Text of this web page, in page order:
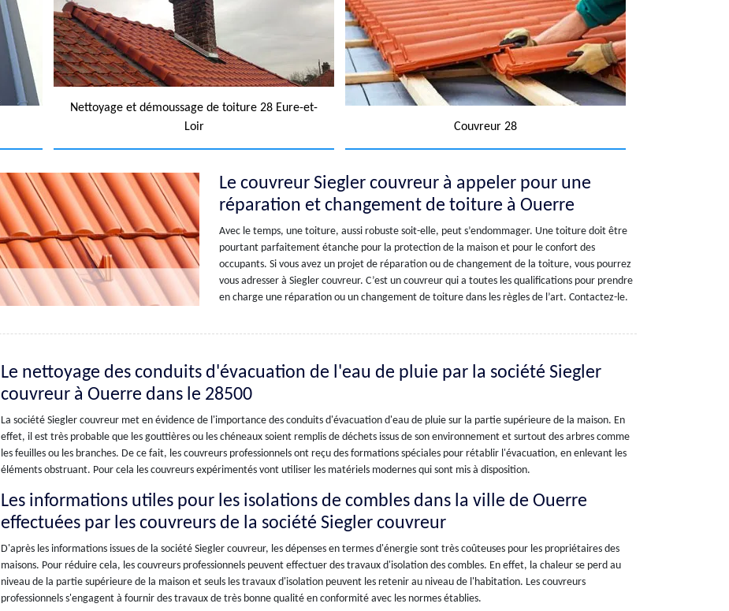
Nettoyage et démoussage de toiture 28 Eure-et-
Loir
Couvreur 28
Le couvreur Siegler couvreur à appeler pour une
réparation et changement de toiture à Ouerre
Avec le temps, une toiture, aussi robuste soit-elle, peut s’endommager. Une toiture doit être
pourtant parfaitement étanche pour la protection de la maison et pour le confort des
occupants. Si vous avez un projet de réparation ou de changement de la toiture, vous pourrez
vous adresser à Siegler couvreur. C’est un couvreur qui a toutes les qualifications pour prendre
en charge une réparation ou un changement de toiture dans les règles de l’art. Contactez-le.
Le nettoyage des conduits d'évacuation de l'eau de pluie par la société Siegler
couvreur à Ouerre dans le 28500
La société Siegler couvreur met en évidence de l'importance des conduits d'évacuation d'eau de pluie sur la partie supérieure de la maison. En
effet, il est très probable que les gouttières ou les chéneaux soient remplis de déchets issus de son environnement et surtout des arbres comme
les feuilles ou les branches. De ce fait, les couvreurs professionnels ont reçu des formations spéciales pour rétablir l'évacuation, en enlevant les
éléments obstruant. Pour cela les couvreurs expérimentés vont utiliser les matériels modernes qui sont mis à disposition.
Les informations utiles pour les isolations de combles dans la ville de Ouerre
effectuées par les couvreurs de la société Siegler couvreur
D'après les informations issues de la société Siegler couvreur, les dépenses en termes d'énergie sont très coûteuses pour les propriétaires des
maisons. Pour réduire cela, les couvreurs professionnels peuvent effectuer des travaux d'isolation des combles. En effet, la chaleur se perd au
niveau de la partie supérieure de la maison et seuls les travaux d'isolation peuvent les retenir au niveau de l'habitation. Les couvreurs
professionnels s'engagent à fournir des travaux de très bonne qualité en conformité avec les normes établies.